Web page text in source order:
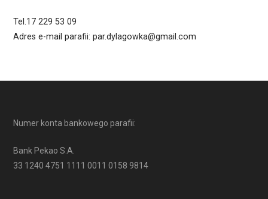
Tel.17 229 53 09
Adres e-mail parafii: par.dylagowka@gmail.com
Numer konta bankowego parafii:
Bank Pekao S.A.
33 1240 4751 1111 0011 0158 9814